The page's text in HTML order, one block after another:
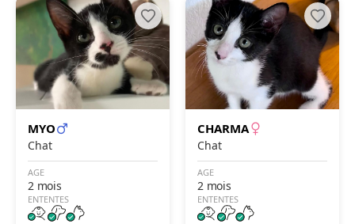
MYO
Chat
AGE
2 mois
ENTENTES
CHARMA
Chat
AGE
2 mois
ENTENTES